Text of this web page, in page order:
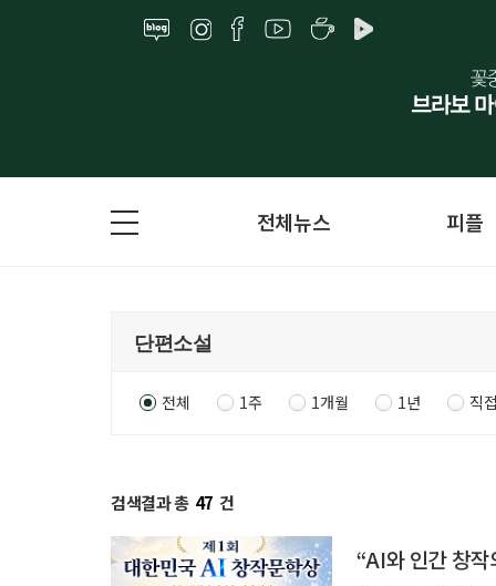
전체뉴스 피플
전체 1주 1개월 1년 직
검색결과 총 47 건
“AI와 인간 창